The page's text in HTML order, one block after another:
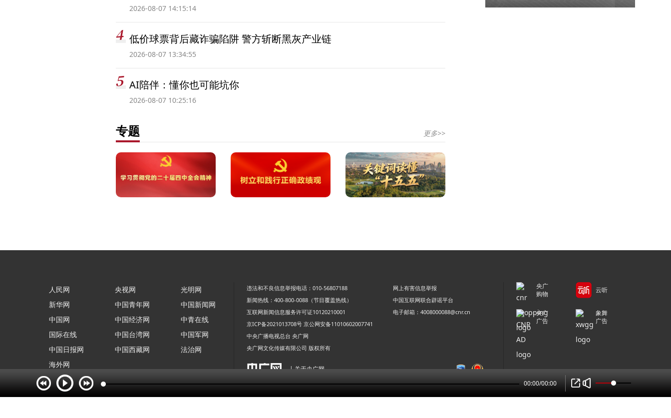
2026-08-07 14:15:14
低价球票背后藏诈骗陷阱 警方斩断黑灰产业链
2026-08-07 13:34:55
AI陪伴：懂你也可能坑你
2026-08-07 10:25:16
专题 更多>>
人民网
新华网
中国网
国际在线
中国日报网
海外网
央视网
中国青年网
中国经济网
中国台湾网
中国西藏网
光明网
中国新闻网
中青在线
中国军网
法治网
违法和不良信息举报电话：010-56807188
网上有害信息举报
新闻热线：400-800-0088（节目覆盖热线）
中国互联网联合辟谣平台
互联网新闻信息服务许可证10120210001
电子邮箱：4008000088@cnr.cn
京ICP备2021013708号 京公网安备11010602007741
中央广播电视总台 央广网
央广网文化传媒有限公司 版权所有
| 关于央广网
央广
购物
云听
央广
广告
象舞
广告
00:00/00:00